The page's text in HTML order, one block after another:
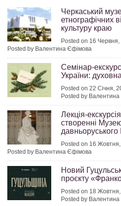
Черкаський
етнографічних
культуру краю
Posted on 16
Posted by Валентина Єфімова
Семінар-
України:
Posted on 22 Січня,
Posted by
Лекція-
створенні
Posted on 16
Posted by Валентина Єфімова
Новий
проєкту
Posted on 18
Posted by